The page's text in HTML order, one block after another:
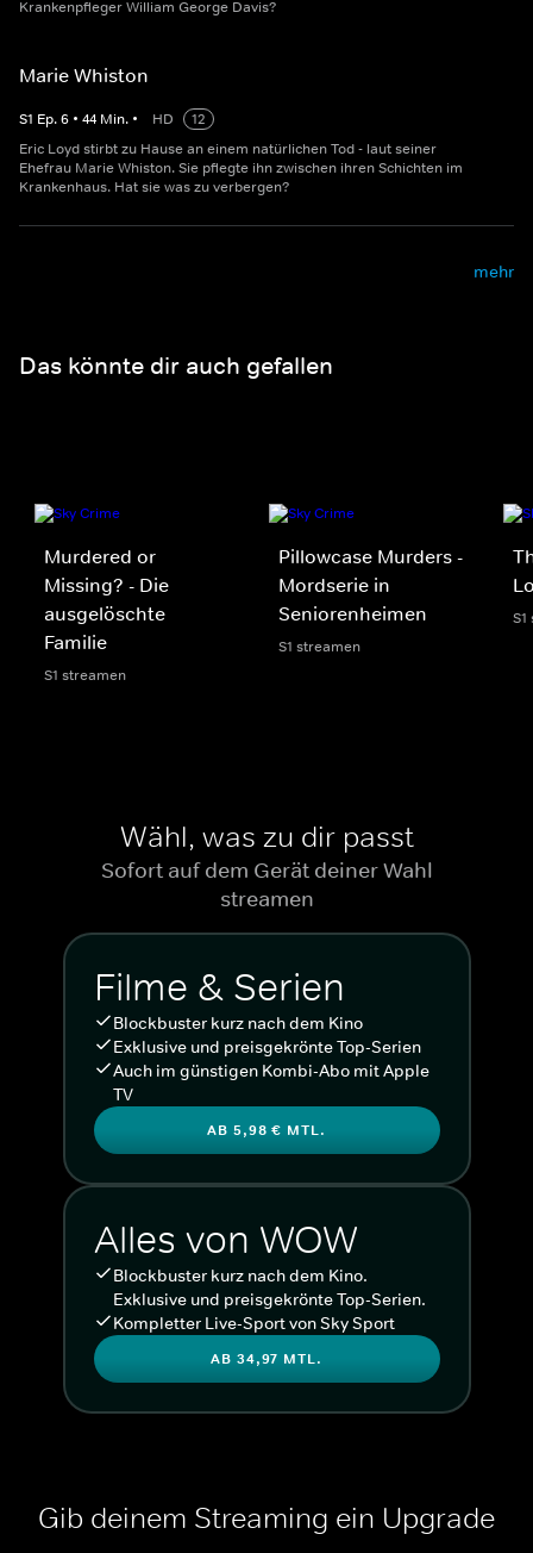
Krankenpfleger William George Davis?
Marie Whiston
S1 Ep.6 • 44 Min. • HD
12
Eric Loyd stirbt zu Hause an einem natürlichen Tod - laut seiner
Ehefrau Marie Whiston. Sie pflegte ihn zwischen ihren Schichten im
Krankenhaus. Hat sie was zu verbergen?
mehr
Das könnte dir auch gefallen
Murdered or
Missing? - Die
ausgelöschte
Familie
S1 streamen
Pillowcase Murders -
Mordserie in
Seniorenheimen
S1 streamen
Wähl, was zu dir passt
Sofort auf dem Gerät deiner Wahl
streamen
Filme & Serien
Blockbuster kurz nach dem Kino
Exklusive und preisgekrönte Top-Serien
Auch im günstigen Kombi-Abo mit Apple
TV
AB 5,98 € MTL.
Alles von WOW
Blockbuster kurz nach dem Kino.
Exklusive und preisgekrönte Top-Serien.
Kompletter Live-Sport von Sky Sport
AB 34,97 MTL.
Gib deinem Streaming ein Upgrade